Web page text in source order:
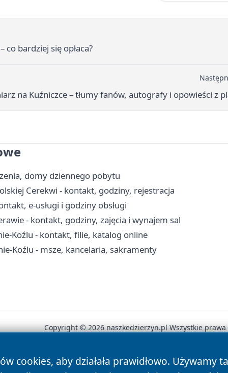
co bardziej się opłaca?
na Kuźniczce – tłumy fanów, autografy i opowieści z
domy dziennego pobytu
Cerekwi - kontakt, godziny, rejestracja
e-usługi i godziny obsługi
- kontakt, godziny, zajęcia i wynajem sal
Koźlu - kontakt, filie, katalog online
Koźlu - msze, kancelaria, sakramenty
cookies, aby działała prawidłowo.
Copyright © 2026 naszkedzierzyn.pl Wszystkie prawa
News Autorzy Polityka Prywatności